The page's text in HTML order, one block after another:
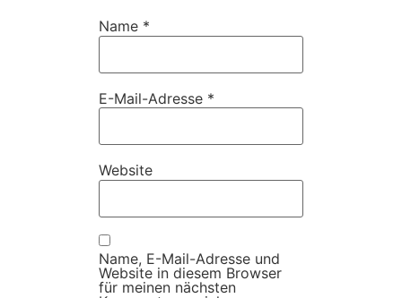
Name *
E-Mail-Adresse *
Website
Name, E-Mail-Adresse und
Website in diesem Browser
für meinen nächsten